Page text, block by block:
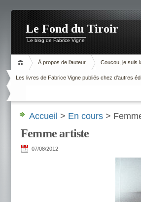
Le Fond du Tiroir
Le blog de Fabrice Vigne
À propos de l’auteur Coucou, je suis
Les livres de Fabrice Vigne publiés chez d’autres
Accueil > En cours >
Femme artiste
07/08/2012